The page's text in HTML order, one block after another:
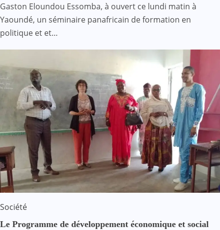
Gaston Eloundou Essomba, à ouvert ce lundi matin à
Yaoundé, un séminaire panafricain de formation en
politique et et…
Société
Le Programme de développement économique et social